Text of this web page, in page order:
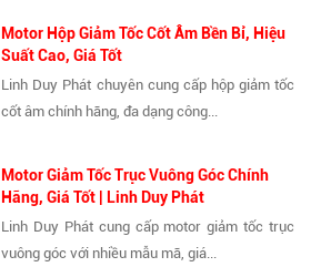
Motor Hộp Giảm Tốc Cốt Âm Bền Bỉ, Hiệu
Suất Cao, Giá Tốt
Linh Duy Phát chuyên cung cấp hộp giảm tốc
cốt âm chính hãng, đa dạng công...
Motor Giảm Tốc Trục Vuông Góc Chính
Hãng, Giá Tốt | Linh Duy Phát
Linh Duy Phát cung cấp motor giảm tốc trục
vuông góc với nhiều mẫu mã, giá...